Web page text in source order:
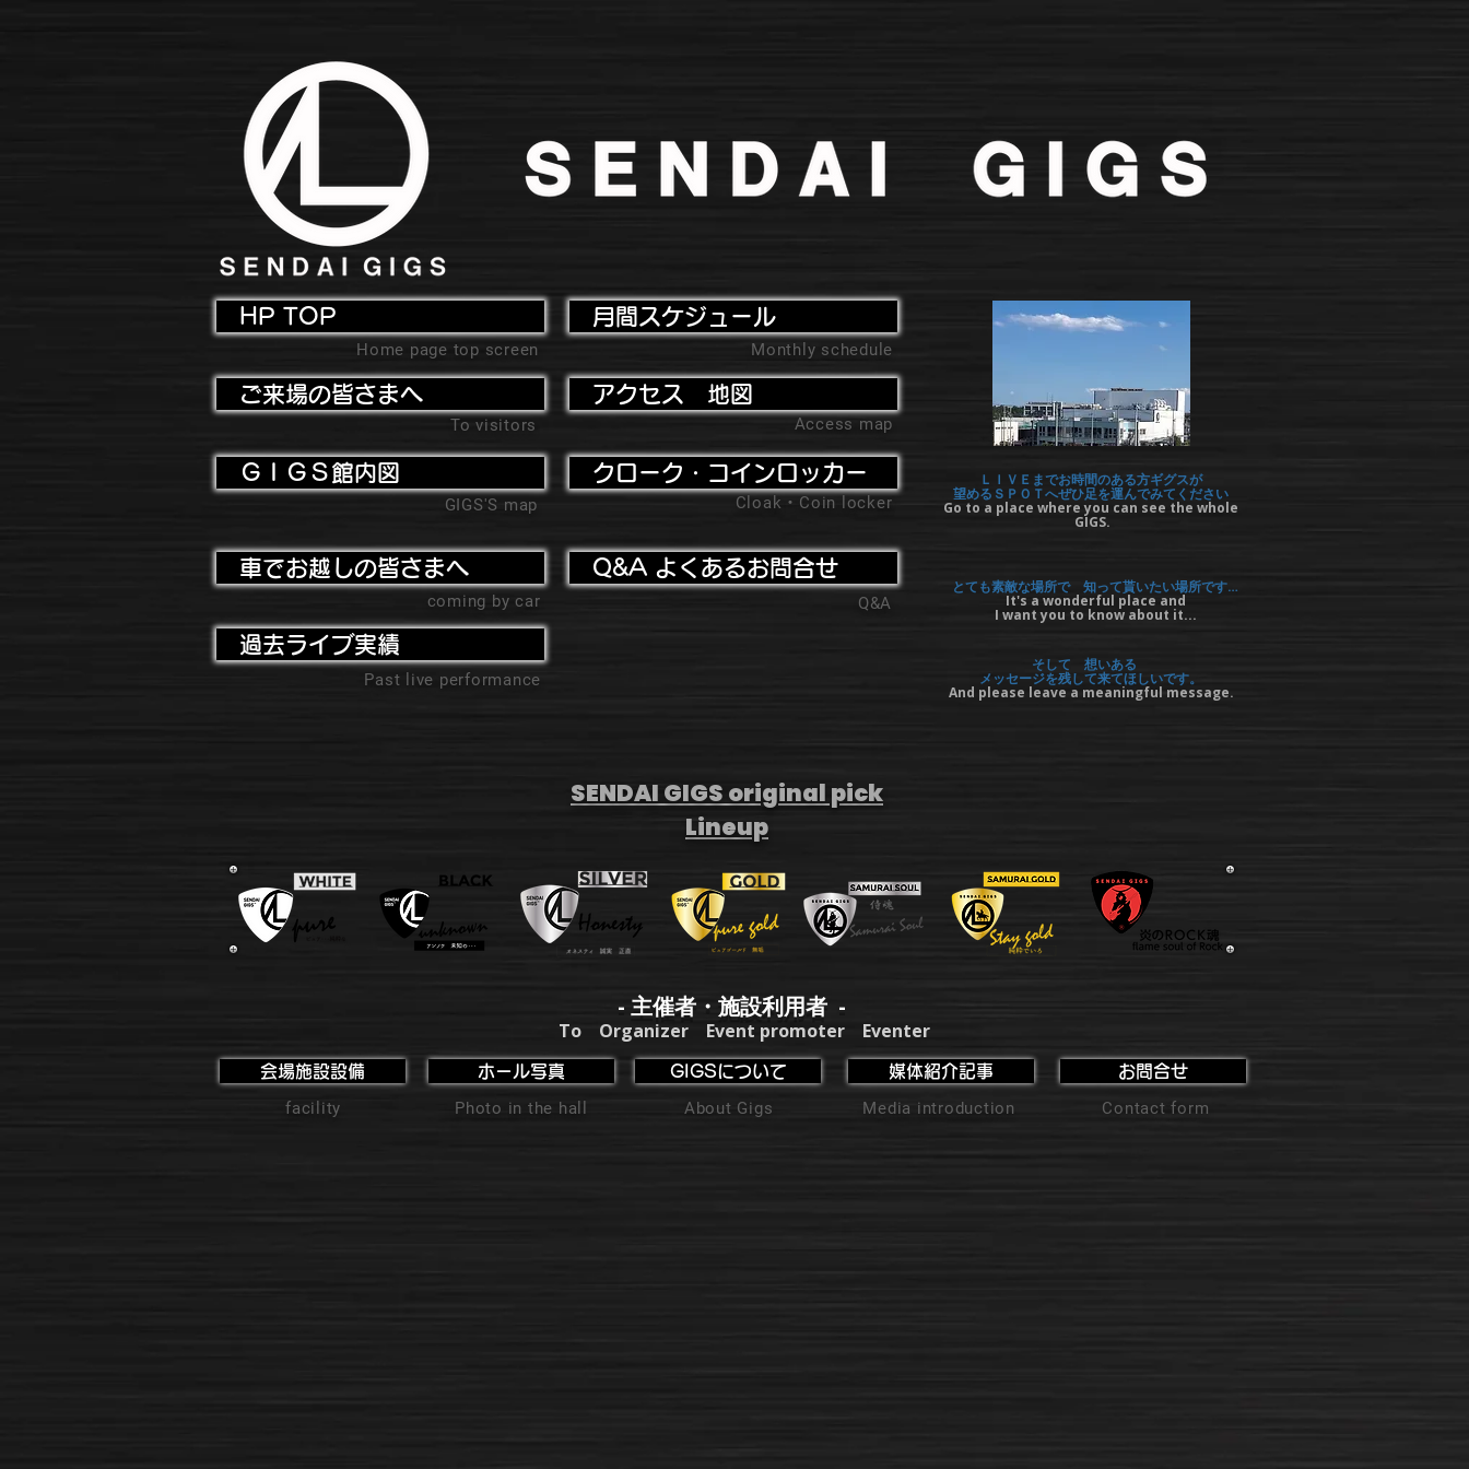
HP TOP
Home page top screen
ご来場の皆さまへ
To visitors
ＧＩＧＳ館内図
GIGS'S map
月間スケジュール
Monthly schedule
アクセス 地図
Access map
クローク・コインロッカー
Cloak・Coin locker
車でお越しの皆さまへ
coming by car
過去ライブ実績
Past live performance
Q&A よくあるお問合せ
Q&A
ＬＩＶＥまでお時間のある方ギグスが
望めるＳＰＯＴへぜひ足を運んでみてください
Go to a place where you can see the whole
GIGS.
とても素敵な場所で 知って貰いたい場所です…
It's a wonderful place and
I want you to know about it...
そして 想いある
メッセージを残して来てほしいです。
And please leave a meaningful message.
SENDAI GIGS original pick
Lineup
- 主催者・施設利用者 -
To Organizer Event promoter Eventer
会場施設設備
facility
ホール写真
Photo in the hall
GIGSについて
About Gigs
媒体紹介記事
Media introduction
お問合せ
Contact form